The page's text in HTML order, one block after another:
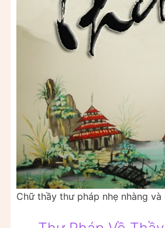
Chữ thầy thư pháp nhẹ nhàng và